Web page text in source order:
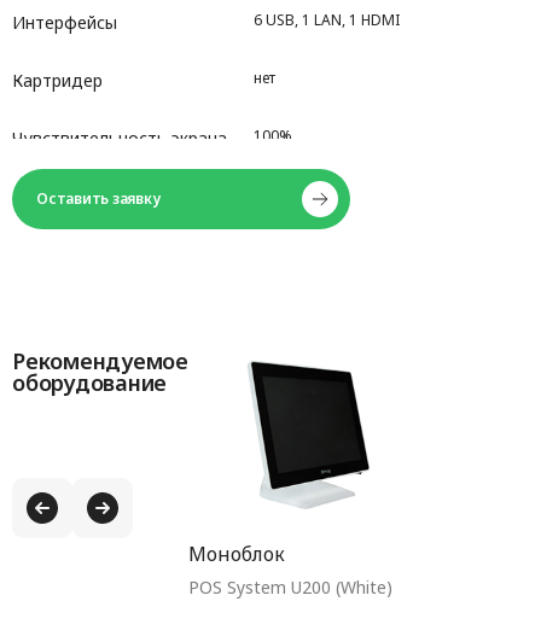
Интерфейсы 6 USB, 1 LAN, 1 HDMI
Картридер нет
Чувствительность экрана 100%
Сетевая карта Встроенный WI-FI адаптер
Оставить заявку
Рекомендуемое
оборудование
Моноблок
POS System U200 (White)